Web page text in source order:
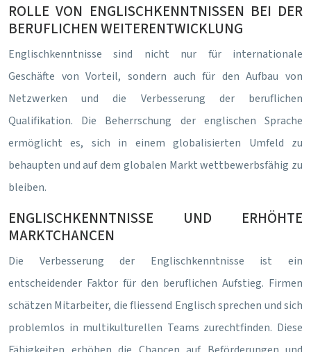
ROLLE VON ENGLISCHKENNTNISSEN BEI DER
BERUFLICHEN WEITERENTWICKLUNG
Englischkenntnisse sind nicht nur für internationale
Geschäfte von Vorteil, sondern auch für den Aufbau von
Netzwerken und die Verbesserung der beruflichen
Qualifikation. Die Beherrschung der englischen Sprache
ermöglicht es, sich in einem globalisierten Umfeld zu
behaupten und auf dem globalen Markt wettbewerbsfähig zu
bleiben.
ENGLISCHKENNTNISSE UND ERHÖHTE
MARKTCHANCEN
Die Verbesserung der Englischkenntnisse ist ein
entscheidender Faktor für den beruflichen Aufstieg. Firmen
schätzen Mitarbeiter, die fliessend Englisch sprechen und sich
problemlos in multikulturellen Teams zurechtfinden. Diese